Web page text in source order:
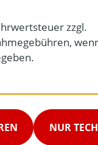
zzgl.
NUR